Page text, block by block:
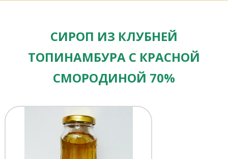
СИРОП ИЗ КЛУБНЕЙ
ТОПИНАМБУРА С КРАСНОЙ
СМОРОДИНОЙ 70%